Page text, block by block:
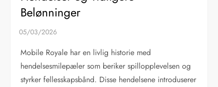
Belønninger
Mobile Royale har en livlig historie med
hendelsesmilepæler som beriker spillopplevelsen og
styrker fellesskapsbånd. Disse hendelsene introduserer